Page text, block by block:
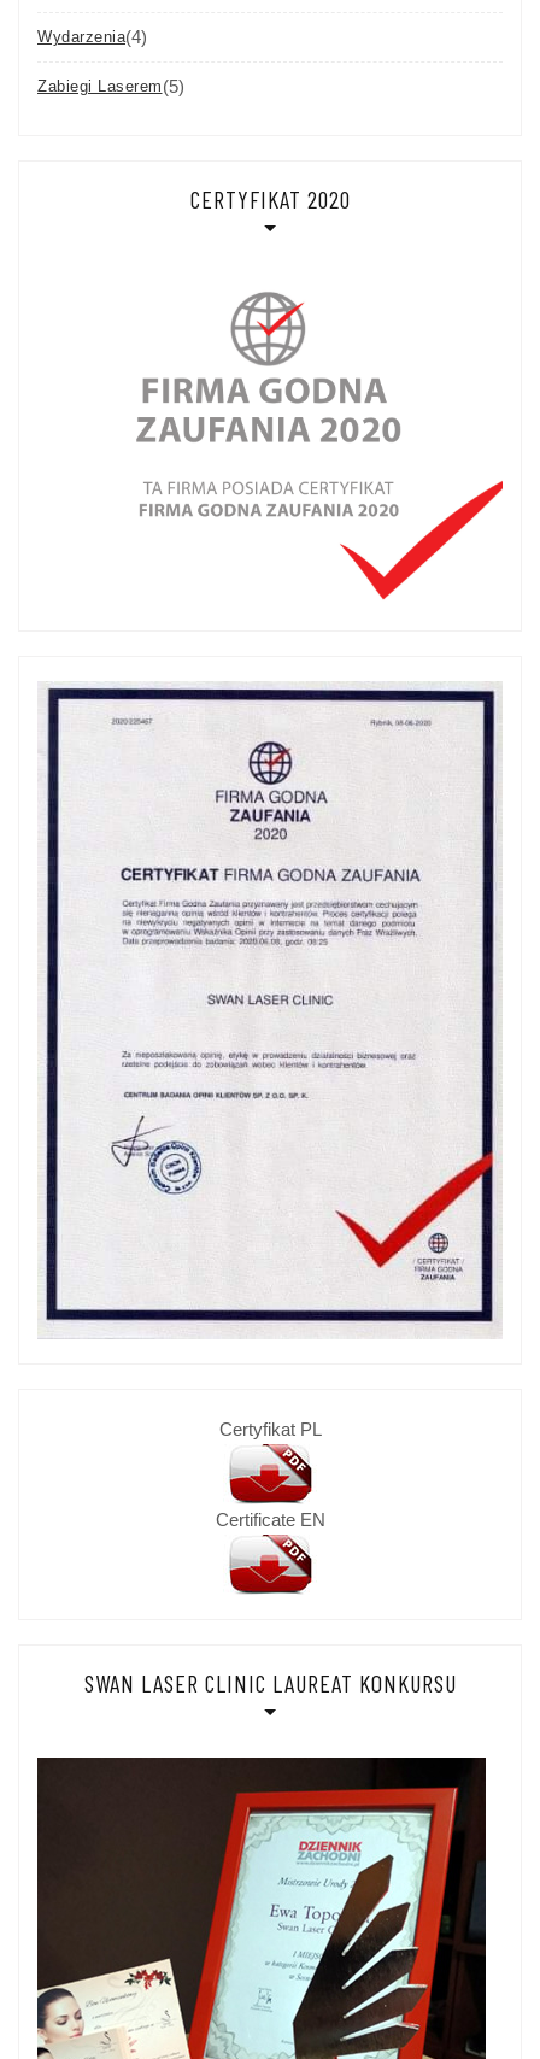
Wydarzenia(4)
Zabiegi Laserem (5)
CERTYFIKAT 2020
Certyfikat PL
Certificate EN
SWAN LASER CLINIC LAUREAT KONKURSU